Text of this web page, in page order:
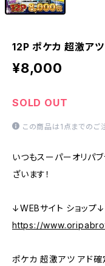
12P ポケカ 超激ア
¥8,000
SOLD OUT
この商品は1点までのご
いつもスーパーオリパ
ざいます！
↓WEBサイト ショップ↓
https://
ポケカ 超激アツ アド確